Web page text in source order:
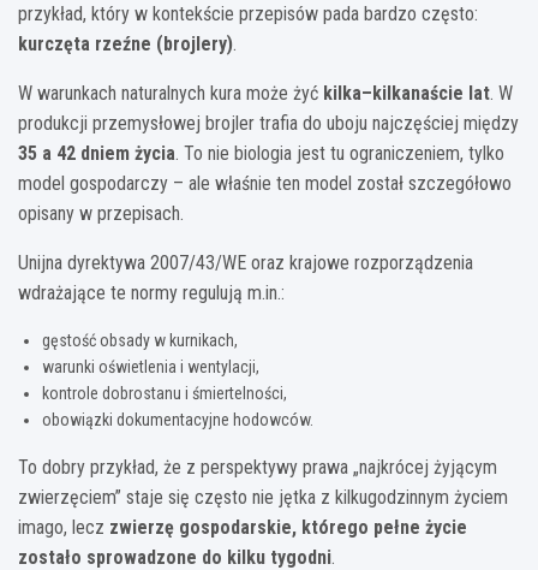
przykład, który w kontekście przepisów pada bardzo często:
kurczęta rzeźne (brojlery).
W warunkach naturalnych kura może żyć kilka–kilkanaście lat. W
produkcji przemysłowej brojler trafia do uboju najczęściej między
35 a 42 dniem życia. To nie biologia jest tu ograniczeniem, tylko
model gospodarczy – ale właśnie ten model został szczegółowo
opisany w przepisach.
Unijna dyrektywa 2007/43/WE oraz krajowe rozporządzenia
wdrażające te normy regulują m.in.:
gęstość obsady w kurnikach,
warunki oświetlenia i wentylacji,
kontrole dobrostanu i śmiertelności,
obowiązki dokumentacyjne hodowców.
To dobry przykład, że z perspektywy prawa „najkrócej żyjącym
zwierzęciem” staje się często nie jętka z kilkugodzinnym życiem
imago, lecz zwierzę gospodarskie, którego pełne życie
zostało sprowadzone do kilku tygodni.